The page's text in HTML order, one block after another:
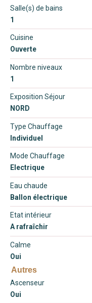
Salle(s) de bains
1
Cuisine
Ouverte
Nombre niveaux
1
Exposition Séjour
NORD
Type Chauffage
Individuel
Mode Chauffage
Electrique
Eau chaude
Ballon électrique
Etat intérieur
A rafraîchir
Calme
Oui
Autres
Ascenseur
Oui